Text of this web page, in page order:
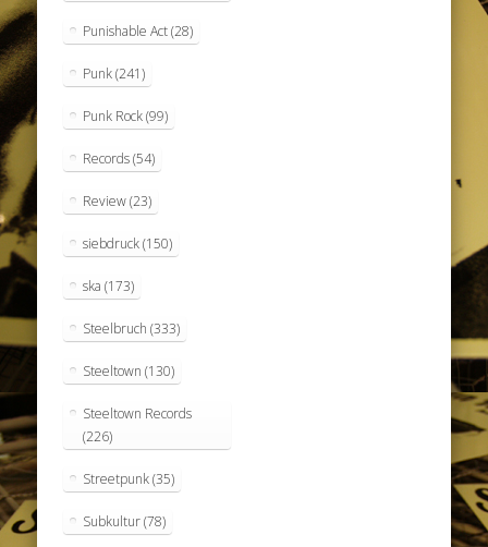
Punishable Act(28)
Punk(241)
Punk Rock(99)
Records(54)
Review(23)
siebdruck(150)
ska (173)
Steelbruch (333)
Steeltown (130)
Steeltown Records
(226)
Streetpunk(35)
Subkultur(78)